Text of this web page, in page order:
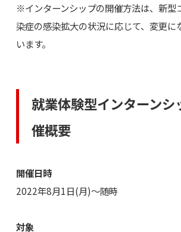
※インターンシップの開催方法は、新型
染症の感染拡大の状況に応じて、変更に
います。
就業体験型インターンシ
催概要
開催日時
2022年8月1日(月)～随時
対象